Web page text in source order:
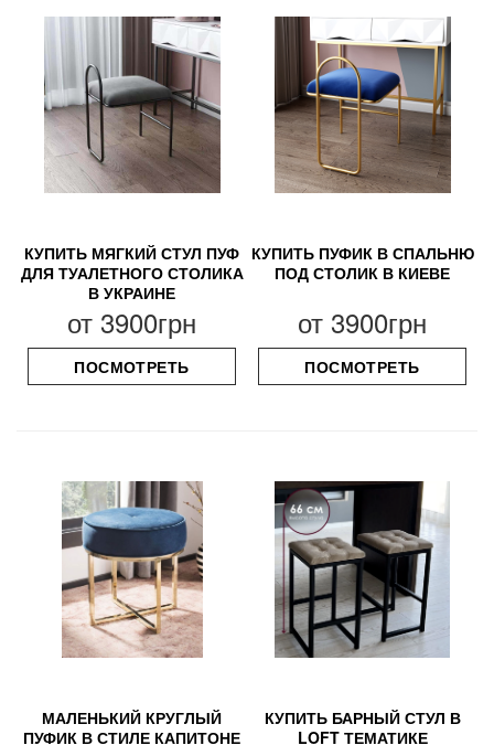
КУПИТЬ МЯГКИЙ СТУЛ ПУФ
ДЛЯ ТУАЛЕТНОГО СТОЛИКА
В УКРАИНЕ
от 3900грн
ПОСМОТРЕТЬ
КУПИТЬ ПУФИК В СПАЛЬНЮ
ПОД СТОЛИК В КИЕВЕ
от 3900грн
ПОСМОТРЕТЬ
МАЛЕНЬКИЙ КРУГЛЫЙ
ПУФИК В СТИЛЕ КАПИТОНЕ
КУПИТЬ БАРНЫЙ СТУЛ В
LOFT ТЕМАТИКЕ